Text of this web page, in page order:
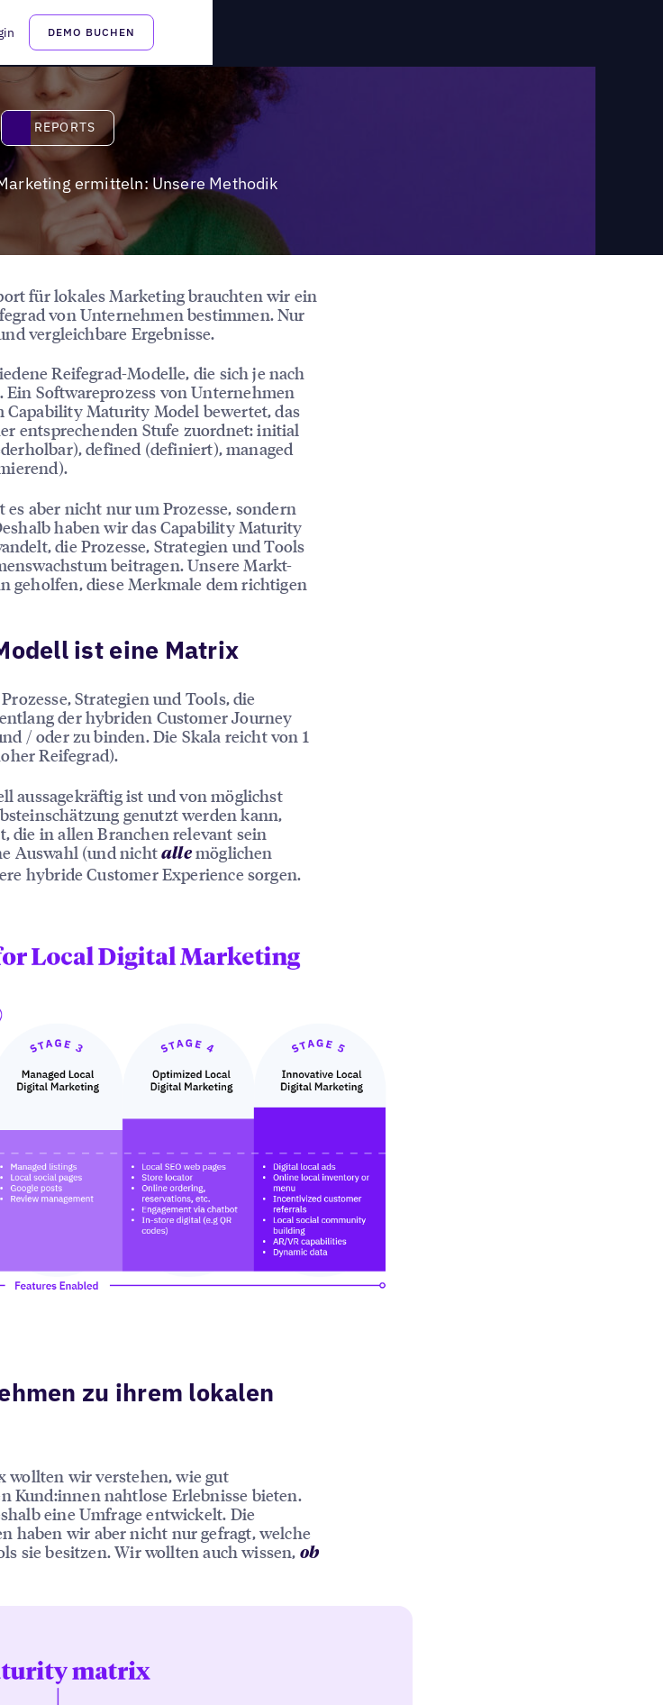
DEMO BUCHEN
Reports
REPORTS
ermitteln: Unsere Methodik
für lokales Marketing brauchten wir ein
von Unternehmen bestimmen. Nur
vergleichbare Ergebnisse.
Reifegrad-Modelle, die sich je nach
Softwareprozess von Unternehmen
Maturity Model bewertet, das
entsprechenden Stufe zuordnet: initial
defined (definiert), managed
aber nicht nur um Prozesse, sondern
haben wir das Capability Maturity
die Prozesse, Strategien und Tools
beitragen. Unsere Markt-
geholfen, diese Merkmale dem richtigen
ist eine Matrix
Strategien und Tools, die
der hybriden Customer Journey
/ oder zu binden. Die Skala reicht von 1
Reifegrad).
aussagekräftig ist und von möglichst
genutzt werden kann,
die in allen Branchen relevant sein
Auswahl (und nichtallemöglichen
hybride Customer Experience sorgen.
zu ihrem lokalen
wollten wir verstehen, wie gut
Kund:innen nahtlose Erlebnisse bieten.
eine Umfrage entwickelt. Die
haben wir aber nicht nur gefragt, welche
sie besitzen. Wir wollten auch wissen, ob